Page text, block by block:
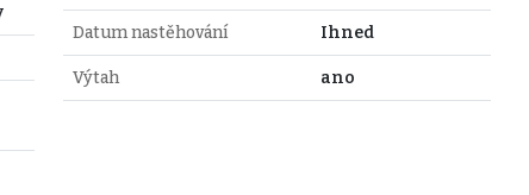
Datum nastěhování Ihned
Výtah ano